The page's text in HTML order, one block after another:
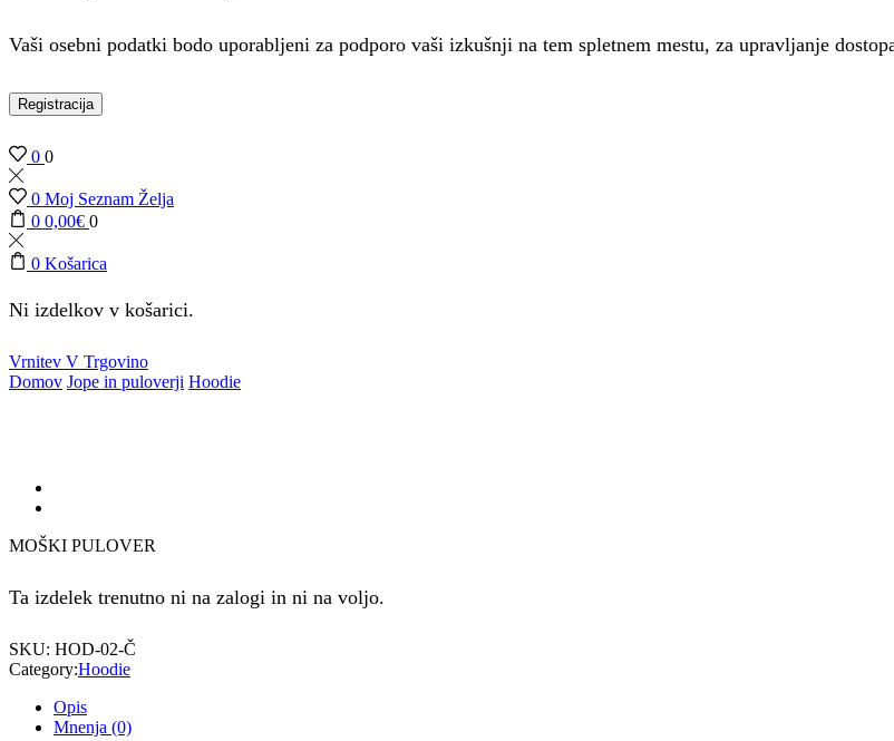
Vaši osebni podatki bodo uporabljeni za podporo vaši izkušnji na tem spletnem mestu, za upravljanje
Registracija
0 0
0 Moj Seznam Želja
0 0,00€ 0
0 Košarica
Ni izdelkov v košarici.
Vrnitev V Trgovino
Domov Jope in puloverji Hoodie
MOŠKI PULOVER
Ta izdelek trenutno ni na zalogi in ni na voljo.
SKU: HOD-02-Č
Category:Hoodie
Opis
Mnenja (0)